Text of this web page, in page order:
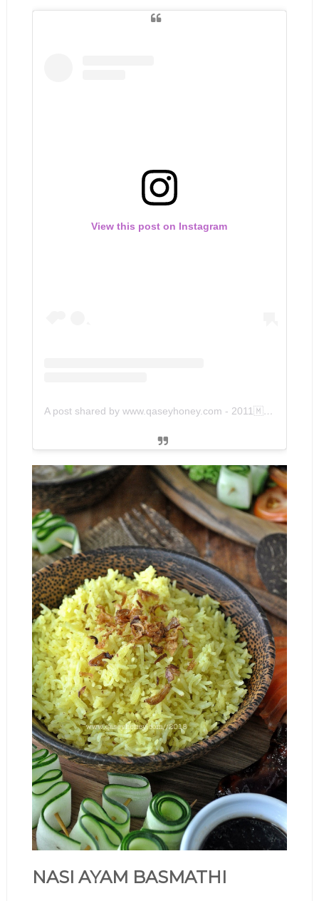
View this post on Instagram
A post shared by www.qaseyhoney.com - 2011🇲🇾 (@qaseyhoney)
NASI AYAM BASMATHI